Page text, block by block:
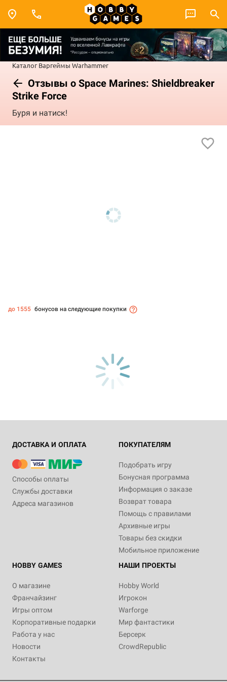
Каталог Варгеймы Warhammer
Отзывы о Space Marines: Shieldbreaker
Strike Force
Буря и натиск!
до 1555 бонусов на следующие покупки
ДОСТАВКА И ОПЛАТА
Способы оплаты
Службы доставки
Адреса магазинов
ПОКУПАТЕЛЯМ
Подобрать игру
Бонусная программа
Информация о заказе
Возврат товара
Помощь с правилами
Архивные игры
Товары без скидки
Мобильное приложение
HOBBY GAMES
О магазине
Франчайзинг
Игры оптом
Корпоративные подарки
Работа у нас
Новости
Контакты
НАШИ ПРОЕКТЫ
Hobby World
Игрокон
Warforge
Мир фантастики
Берсерк
CrowdRepublic